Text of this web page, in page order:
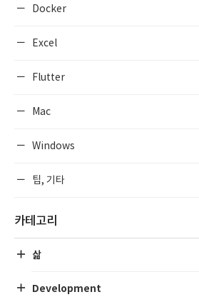
Docker
Excel
Flutter
Mac
Windows
팁, 기타
카테고리
삶
Development